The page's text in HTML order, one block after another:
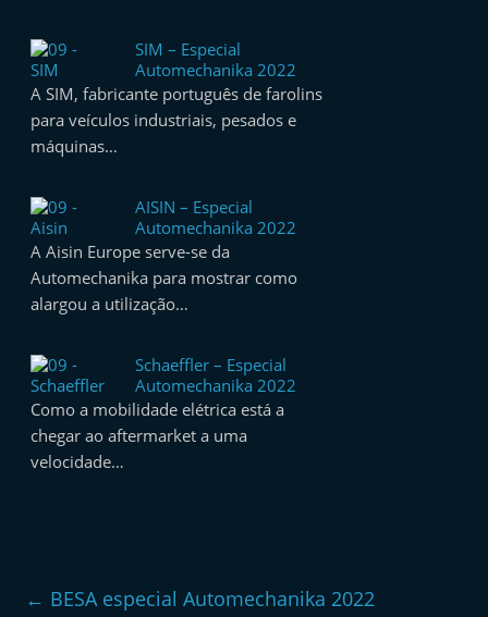
e
t
A
m
ó
v
e
m
P
g
SIM – Especial
Automechanika 2022
A SIM, fabricante português de farolins
para veículos industriais, pesados e
máquinas…
AISIN – Especial
Automechanika 2022
A Aisin Europe serve-se da
Automechanika para mostrar como
alargou a utilização…
Schaeffler – Especial
Automechanika 2022
Como a mobilidade elétrica está a
chegar ao aftermarket a uma
velocidade…
← BESA especial Automechanika 2022